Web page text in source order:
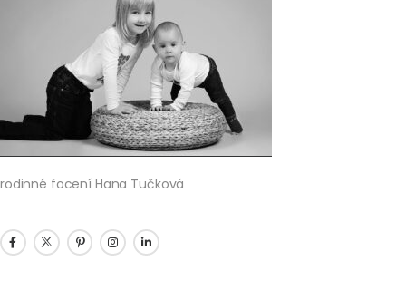
rodinné focení Hana Tučková